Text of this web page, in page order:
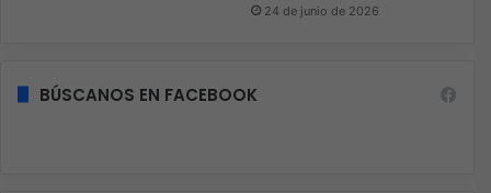
24 de junio de 2026
BÚSCANOS EN FACEBOOK